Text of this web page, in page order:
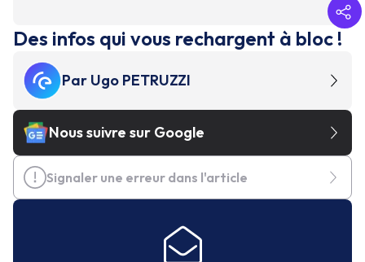
Des infos qui vous rechargent à bloc !
Par Ugo PETRUZZI
Nous suivre sur Google
Signaler une erreur dans l'article